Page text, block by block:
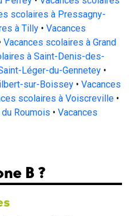
scolaires à Pressagny-
à Tilly • Vacances
Vacances scolaires à Grand
à Saint-Denis-des-
Léger-du-Gennetey •
sur-Boissey • Vacances
scolaires à Voiscreville •
Roumois • Vacances
B ?